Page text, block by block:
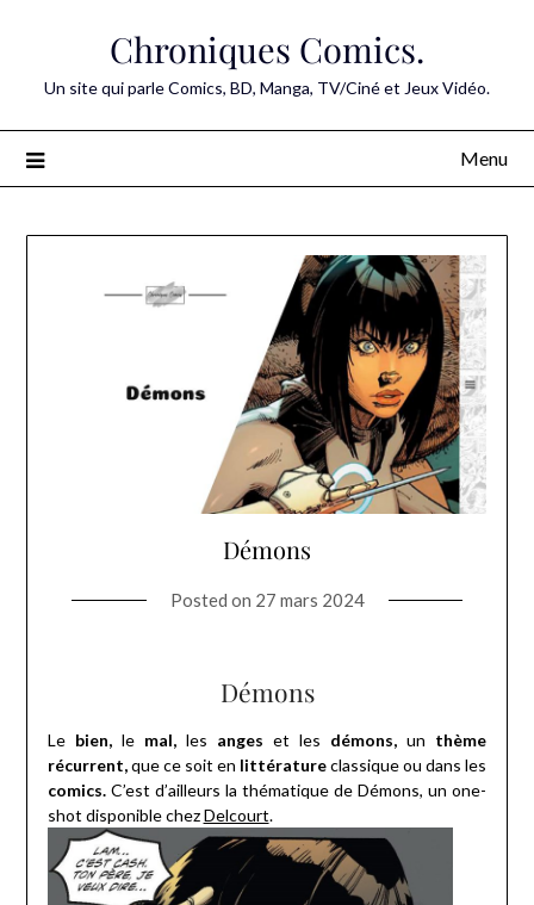
Chroniques Comics.
Un site qui parle Comics, BD, Manga, TV/Ciné et Jeux Vidéo.
Menu
Démons
Posted on 27 mars 2024
Démons
Le bien,le mal,les anges et les démons, un thème
récurrent,que ce soit en littératureclassique ou dans les
comics.C’est d’ailleurs la thématique de Démons, un one-
shot disponible chezDelcourt.